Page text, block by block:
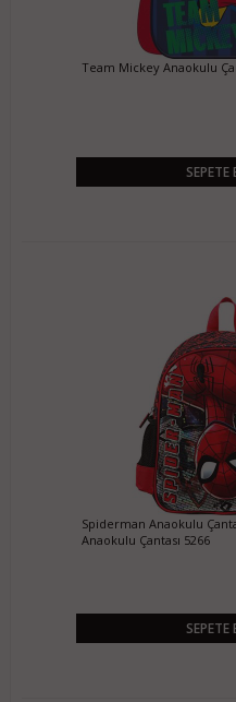
Team Mickey Anaokulu
SEPETE
Spiderman Anaokulu
Anaokulu Çantası 5266
SEPETE